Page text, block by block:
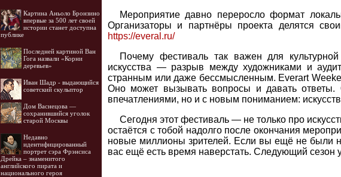
Картина Аньоло Бронзино
впервые за 500 лет своей
истории станет доступна
публике
Последней картиной Ван
Гога назвали «Корни
деревьев»
Иван Шадр - выдающийся
советский скульптор
Дом Васнецова —
сохранившийся уголок
старой Москвы
Недавно
идентифицированный
портрет сэра Фрэнсиса
Дрейка – знаменитого
английского пирата и
национального героя
Мероприятие давно переросло формат
Организаторы и партнёры проекта делятся
https://everal.ru/
Почему фестиваль так важен для
искусства — разрыв между художниками и
странным или даже бессмысленным. Everart
Оно может вызывать вопросы и давать
впечатлениями, но и с новым пониманием:
Сегодня этот фестиваль — не только про
остаётся с тобой надолго после окончания
новые миллионы зрителей. Если вы ещё не были
вас ещё есть время наверстать. Следующий сезон